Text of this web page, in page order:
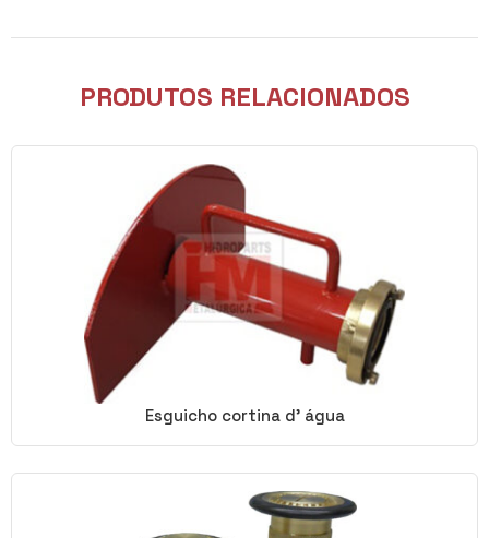
PRODUTOS RELACIONADOS
Esguicho cortina d’ água